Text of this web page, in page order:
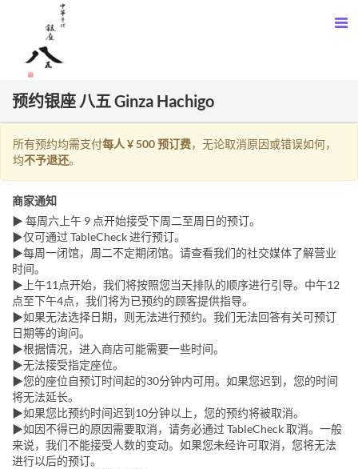
预约银座 八五 Ginza Hachigo
所有预约均需支付每人 ¥ 500 预订费，无论取消原因或错误如何，
均不予退还。
商家通知
▶ 每周六上午 9 点开始接受下周二至周日的预订。
▶仅可通过 TableCheck 进行预订。
▶每周一闭馆，周二不定期闭馆。请查看我们的社交媒体了解营业
时间。
▶上午11点开始，我们将按照您当天排队的顺序进行引导。中午12
点至下午4点，我们将为已预约的顾客提供指导。
▶如果无法选择日期，则无法进行预约。我们无法回答有关可预订
日期等的询问。
▶根据情况，进入商店可能需要一些时间。
▶无法接受指定座位。
▶您的座位自预订时间起的30分钟内可用。如果您迟到，您的时间
将无法延长。
▶如果您比预约时间迟到10分钟以上，您的预约将被取消。
▶如因不得已的原因需要取消，请务必通过 TableCheck 取消。一般
来说，我们不能接受人数的变动。如果您未经许可取消，您将无法
进行以后的预订。